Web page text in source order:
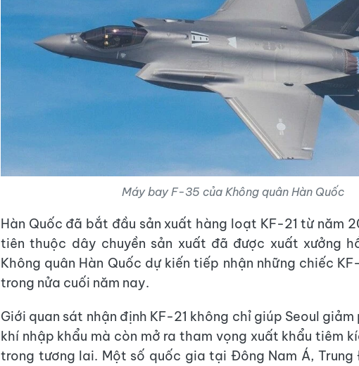
Máy bay F-35 của Không quân Hàn Quốc
Hàn Quốc đã bắt đầu sản xuất hàng loạt KF-21 từ năm
tiên thuộc dây chuyền sản xuất đã được xuất xưởng
Không quân Hàn Quốc dự kiến tiếp nhận những chiếc
trong nửa cuối năm nay.
Giới quan sát nhận định KF-21 không chỉ giúp Seoul
khí nhập khẩu mà còn mở ra tham vọng xuất khẩu tiêm
trong tương lai. Một số quốc gia tại Đông Nam Á, Trung